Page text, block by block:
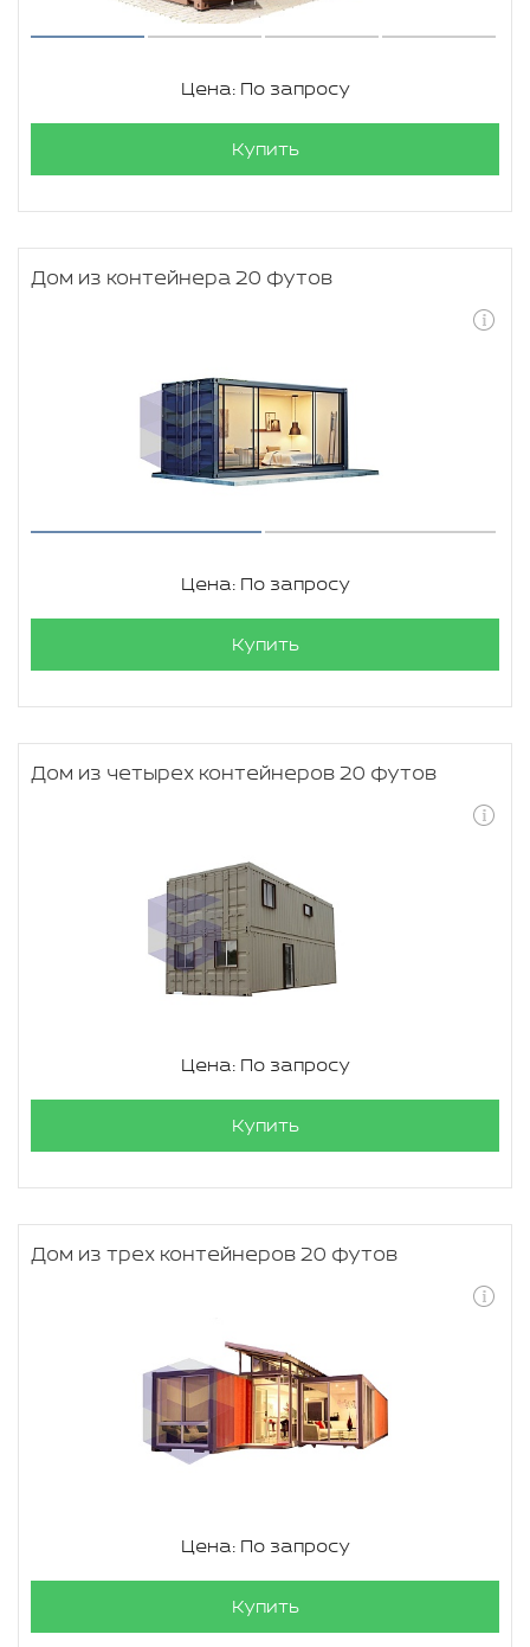
Цена: По запросу
Купить
Дом из контейнера 20 футов
Цена: По запросу
Купить
Дом из четырех контейнеров 20 футов
Цена: По запросу
Купить
Дом из трех контейнеров 20 футов
Цена: По запросу
Купить